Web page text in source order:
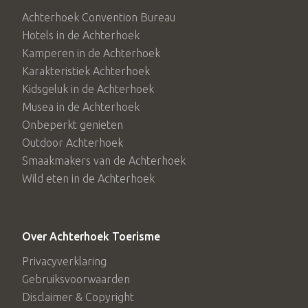
Achterhoek Convention Bureau
Hotels in de Achterhoek
Kamperen in de Achterhoek
Karakteristiek Achterhoek
Kidsgeluk in de Achterhoek
Musea in de Achterhoek
Onbeperkt genieten
Outdoor Achterhoek
Smaakmakers van de Achterhoek
Wild eten in de Achterhoek
Over Achterhoek Toerisme
Privacyverklaring
Gebruiksvoorwaarden
Disclaimer & Copyright